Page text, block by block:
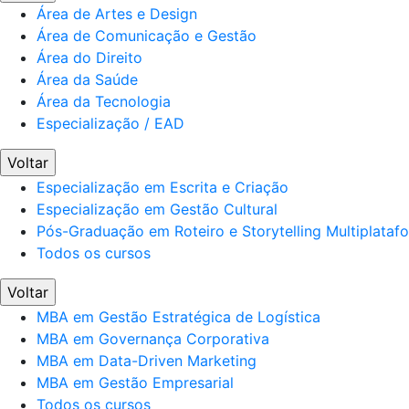
Área de Artes e Design
Área de Comunicação e Gestão
Área do Direito
Área da Saúde
Área da Tecnologia
Especialização / EAD
Voltar
Especialização em Escrita e Criação
Especialização em Gestão Cultural
Pós-Graduação em Roteiro e Storytelling
Todos os cursos
Voltar
MBA em Gestão Estratégica de Logística
MBA em Governança Corporativa
MBA em Data-Driven Marketing
MBA em Gestão Empresarial
Todos os cursos